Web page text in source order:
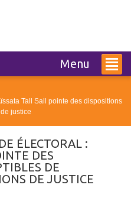
Menu
Tall Sall pointe des dispositions
justice
ÉLECTORAL :
DES
DE
DE JUSTICE